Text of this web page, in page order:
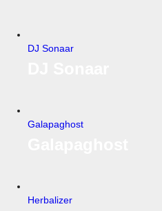
DJ Sonaar
Galapaghost
Herbalizer